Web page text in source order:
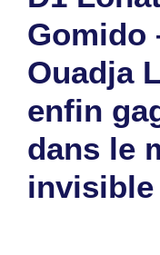
Gomido
Ouadja
enfin
dans le
invisible